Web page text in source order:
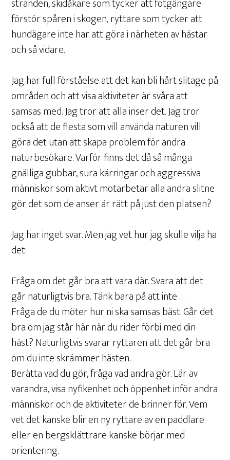
stranden, skidåkare som tycker att fotgängare
förstör spåren i skogen, ryttare som tycker att
hundägare inte har att göra i närheten av hästar
och så vidare.
Jag har full förståelse att det kan bli hårt slitage på
områden och att visa aktiviteter är svåra att
samsas med. Jag tror att alla inser det. Jag tror
också att de flesta som vill använda naturen vill
göra det utan att skapa problem för andra
naturbesökare. Varför finns det då så många
gnälliga gubbar, sura kärringar och aggressiva
människor som aktivt motarbetar alla andra slitne
gör det som de anser är rätt på just den platsen?
Jag har inget svar. Men jag vet hur jag skulle vilja ha
det:
Fråga om det går bra att vara där. Svara att det
går naturligtvis bra. Tänk bara på att inte …
Fråga de du möter hur ni ska samsas bäst. Går det
bra om jag står här när du rider förbi med din
häst? Naturligtvis svarar ryttaren att det går bra
om du inte skrämmer hästen.
Berätta vad du gör, fråga vad andra gör. Lär av
varandra, visa nyfikenhet och öppenhet inför andra
människor och de aktiviteter de brinner för. Vem
vet det kanske blir en ny ryttare av en paddlare
eller en bergsklättrare kanske börjar med
orientering.